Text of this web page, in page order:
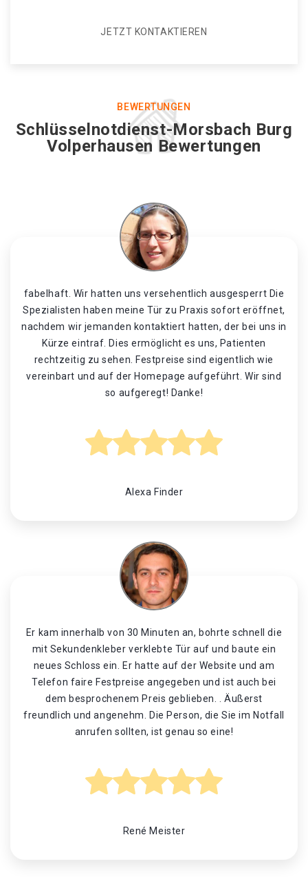
JETZT KONTAKTIEREN
BEWERTUNGEN
Schlüsselnotdienst-Morsbach Burg
Volperhausen Bewertungen
fabelhaft. Wir hatten uns versehentlich ausgesperrt Die
Spezialisten haben meine Tür zu Praxis sofort eröffnet,
nachdem wir jemanden kontaktiert hatten, der bei uns in
Kürze eintraf. Dies ermöglicht es uns, Patienten
rechtzeitig zu sehen. Festpreise sind eigentlich wie
vereinbart und auf der Homepage aufgeführt. Wir sind
so aufgeregt! Danke!
Alexa Finder
Er kam innerhalb von 30 Minuten an, bohrte schnell die
mit Sekundenkleber verklebte Tür auf und baute ein
neues Schloss ein. Er hatte auf der Website und am
Telefon faire Festpreise angegeben und ist auch bei
dem besprochenem Preis geblieben. . Äußerst
freundlich und angenehm. Die Person, die Sie im Notfall
anrufen sollten, ist genau so eine!
René Meister